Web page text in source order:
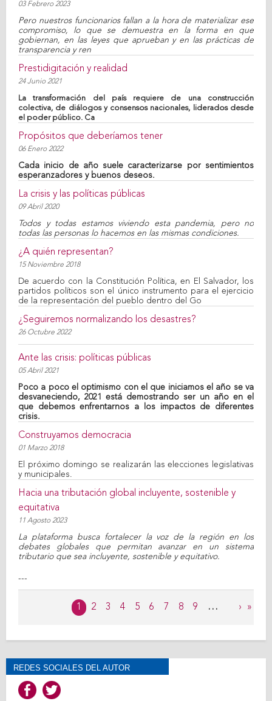
03 Febrero 2023
Pero nuestros funcionarios fallan a la hora de materializar ese
compromiso, lo que se demuestra en la forma en que
gobiernan, en las leyes que aprueban y en las prácticas de
transparencia y ren
Prestidigitación y realidad
24 Junio 2021
La transformación del país requiere de una construcción
colectiva, de diálogos y consensos nacionales, liderados desde
el poder público. Ca
Propósitos que deberíamos tener
06 Enero 2022
Cada inicio de año suele caracterizarse por sentimientos
esperanzadores y buenos deseos.
La crisis y las políticas públicas
09 Abril 2020
Todos y todas estamos viviendo esta pandemia, pero no
todas las personas lo hacemos en las mismas condiciones.
¿A quién representan?
15 Noviembre 2018
De acuerdo con la Constitución Política, en El Salvador, los
partidos políticos son el único instrumento para el ejercicio
de la representación del pueblo dentro del Go
¿Seguiremos normalizando los desastres?
26 Octubre 2022
Ante las crisis: políticas públicas
05 Abril 2021
Poco a poco el optimismo con el que iniciamos el año se va
desvaneciendo, 2021 está demostrando ser un año en el
que debemos enfrentarnos a los impactos de diferentes
crisis.
Construyamos democracia
01 Marzo 2018
El próximo domingo se realizarán las elecciones legislativas
y municipales.
Hacia una tributación global incluyente, sostenible y
equitativa
11 Agosto 2023
La plataforma busca fortalecer la voz de la región en los
debates globales que permitan avanzar en un sistema
tributario que sea incluyente, sostenible y equitativo.
---
1 2 3 4 5 6 7 8 9 … › »
REDES SOCIALES DEL AUTOR